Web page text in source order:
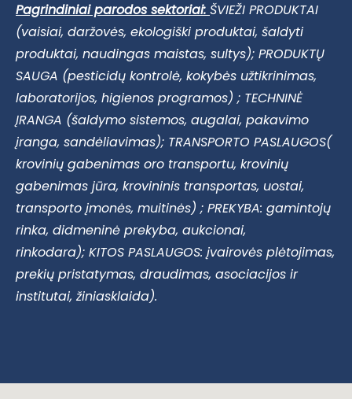
Pagrindiniai parodos sektoriai: ŠVIEŽI PRODUKTAI
(vaisiai, daržovės, ekologiški produktai, šaldyti
produktai, naudingas maistas, sultys); PRODUKTŲ
SAUGA (pesticidų kontrolė, kokybės užtikrinimas,
laboratorijos, higienos programos) ; TECHNINĖ
ĮRANGA (šaldymo sistemos, augalai, pakavimo
įranga, sandėliavimas); TRANSPORTO PASLAUGOS(
krovinių gabenimas oro transportu, krovinių
gabenimas jūra, krovininis transportas, uostai,
transporto įmonės, muitinės) ; PREKYBA: gamintojų
rinka, didmeninė prekyba, aukcionai,
rinkodara); KITOS PASLAUGOS: įvairovės plėtojimas,
prekių pristatymas, draudimas, asociacijos ir
institutai, žiniasklaida).